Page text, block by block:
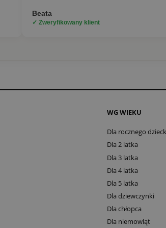
Beata
✓ Zweryfikowany klient
WG WIEKU
Dla rocznego
Dla 2 latka
Dla 3 latka
Dla 4 latka
Dla 5 latka
Dla dziewczynki
Dla chłopca
Dla niemowląt